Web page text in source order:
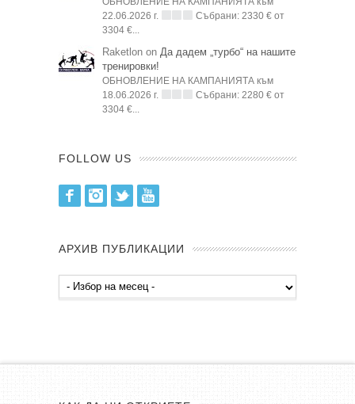
22.06.2026 г.
Събрани: 2330 € от
3304 €...
Raketlon on Да дадем „турбо“ на нашите
тренировки!
ОБНОВЛЕНИЕ НА КАМПАНИЯТА към
18.06.2026 г.
Събрани: 2280 € от
3304 €...
FOLLOW US
FacebookInstagram
Twitter
АРХИВ ПУБЛИКАЦИИ
Архив
публикации